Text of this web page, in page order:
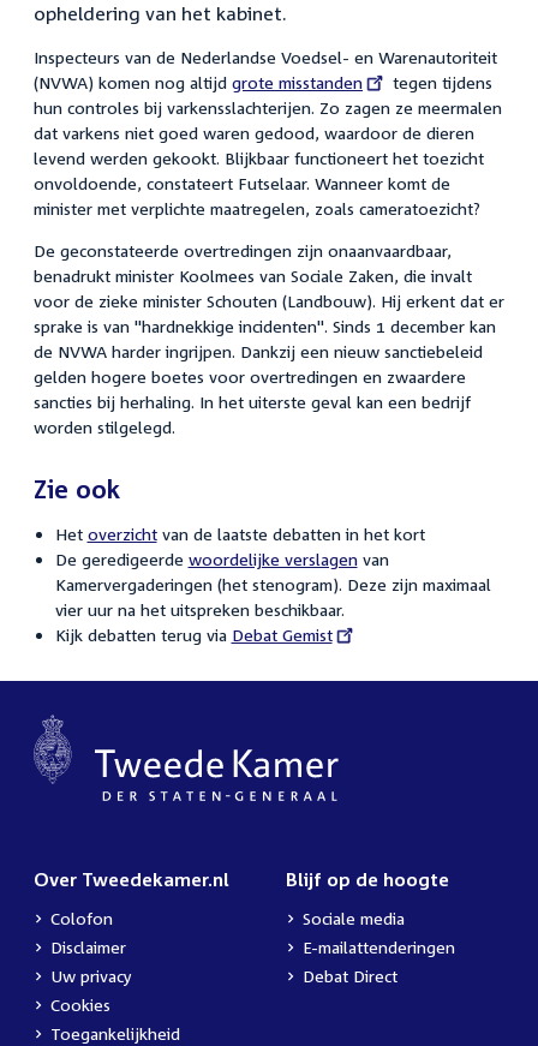
opheldering van het kabinet.
Inspecteurs van de Nederlandse Voedsel- en Warenautoriteit
(NVWA) komen nog altijd External
link:
grote misstanden
tegen tijdens
hun controles bij varkensslachterijen. Zo zagen ze meermalen
dat varkens niet goed waren gedood, waardoor de dieren
levend werden gekookt. Blijkbaar functioneert het toezicht
onvoldoende, constateert Futselaar. Wanneer komt de
minister met verplichte maatregelen, zoals cameratoezicht?
De geconstateerde overtredingen zijn onaanvaardbaar,
benadrukt minister Koolmees van Sociale Zaken, die invalt
voor de zieke minister Schouten (Landbouw). Hij erkent dat er
sprake is van "hardnekkige incidenten". Sinds 1 december kan
de NVWA harder ingrijpen. Dankzij een nieuw sanctiebeleid
gelden hogere boetes voor overtredingen en zwaardere
sancties bij herhaling. In het uiterste geval kan een bedrijf
worden stilgelegd.
Zie ook
Het overzichtvan de laatste debatten in het kort
De geredigeerde woordelijke verslagenvan
Kamervergaderingen (het stenogram). Deze zijn maximaal
vier uur na het uitspreken beschikbaar.
Kijk debatten terug via External
Debat Gemist
Over Tweedekamer.nl
Colofon
Disclaimer
Uw privacy
Cookies
Toegankelijkheid
Blijf op de hoogte
Sociale media
E-mailattenderingen
Debat Direct